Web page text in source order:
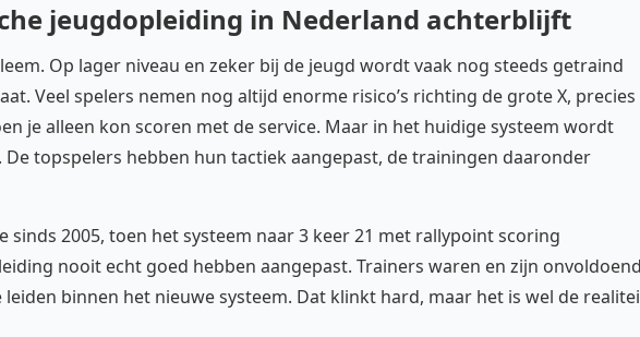
jeugdopleiding in Nederland achterblijft
Op lager niveau en zeker bij de jeugd wordt vaak nog steeds getraind
Veel spelers nemen nog altijd enorme risico’s richting de grote X, precies
je alleen kon scoren met de service. Maar in het huidige systeem wordt
topspelers hebben hun tactiek aangepast, de trainingen daaronder
sinds 2005, toen het systeem naar 3 keer 21 met rallypoint scoring
nooit echt goed hebben aangepast. Trainers waren en zijn
binnen het nieuwe systeem. Dat klinkt hard, maar het is wel de